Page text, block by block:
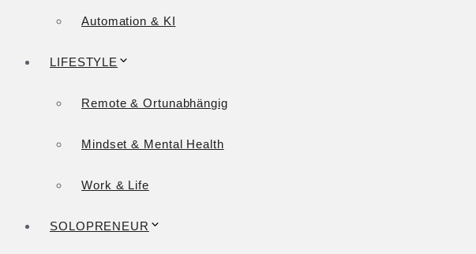
Automation & KI
LIFESTYLE
Remote & Ortunabhängig
Mindset & Mental Health
Work & Life
SOLOPRENEUR